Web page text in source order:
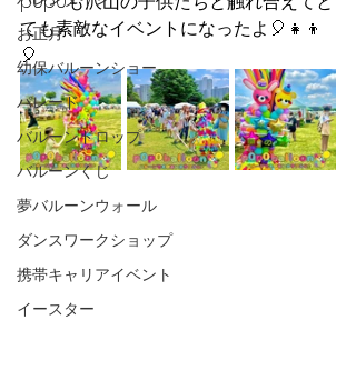
お正月
幼保バルーンショー
パレード
バルーンドロップ
バルーンくじ
夢バルーンウォール
ダンスワークショップ
携帯キャリアイベント
イースター
ても素敵なイベントになったよ🎈👧👦
🎈